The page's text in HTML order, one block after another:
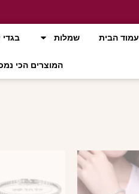
עמוד הבית
שמלות בגדי
המוצרים הכי